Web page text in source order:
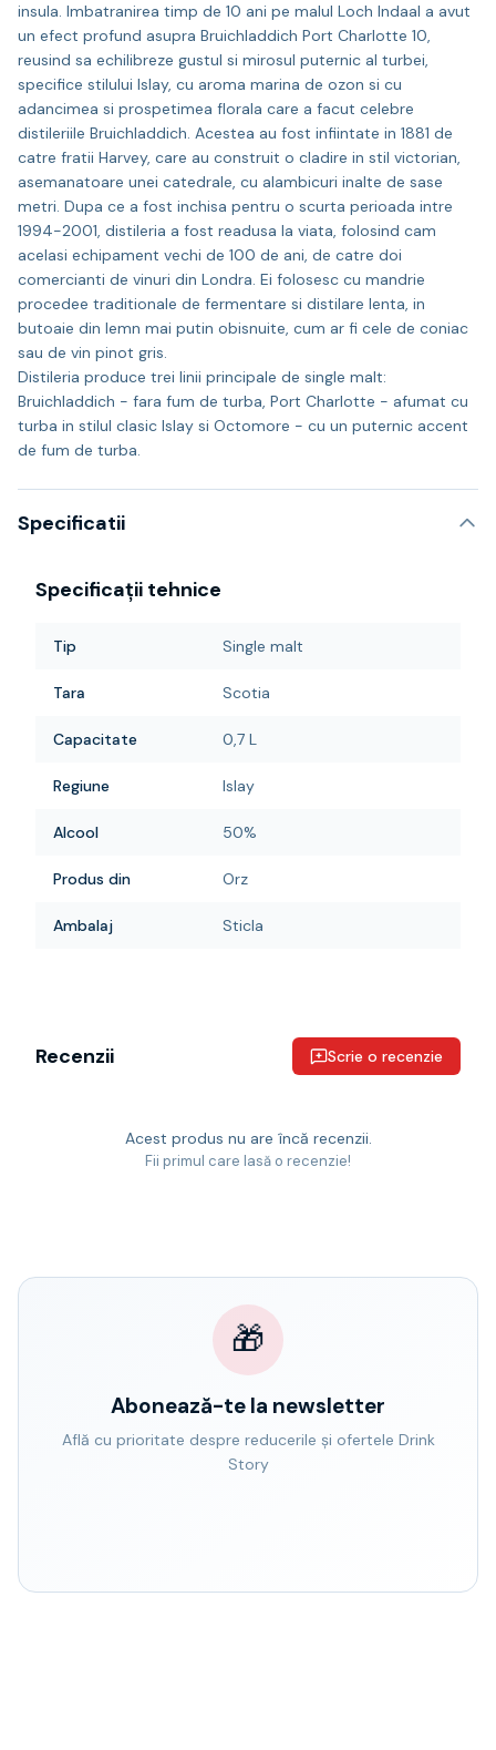
insula. Imbatranirea timp de 10 ani pe malul Loch Indaal a avut
un efect profund asupra Bruichladdich Port Charlotte 10,
reusind sa echilibreze gustul si mirosul puternic al turbei,
specifice stilului Islay, cu aroma marina de ozon si cu
adancimea si prospetimea florala care a facut celebre
distileriile Bruichladdich. Acestea au fost infiintate in 1881 de
catre fratii Harvey, care au construit o cladire in stil victorian,
asemanatoare unei catedrale, cu alambicuri inalte de sase
metri. Dupa ce a fost inchisa pentru o scurta perioada intre
1994-2001, distileria a fost readusa la viata, folosind cam
acelasi echipament vechi de 100 de ani, de catre doi
comercianti de vinuri din Londra. Ei folosesc cu mandrie
procedee traditionale de fermentare si distilare lenta, in
butoaie din lemn mai putin obisnuite, cum ar fi cele de coniac
sau de vin pinot gris.
Distileria produce trei linii principale de single malt:
Bruichladdich - fara fum de turba, Port Charlotte - afumat cu
turba in stilul clasic Islay si Octomore - cu un puternic accent
de fum de turba.
Specificatii
Specificații tehnice
Tip Single malt
Tara Scotia
Capacitate 0,7 L
Regiune Islay
Alcool 50%
Produs din Orz
Ambalaj Sticla
Recenzii Scrie o recenzie
Acest produs nu are încă recenzii.
Fii primul care lasă o recenzie!
🎁
Abonează-te la newsletter
Află cu prioritate despre reducerile și ofertele Drink
Story